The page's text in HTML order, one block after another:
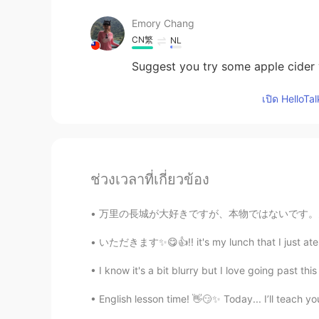
Emory Chang
CN繁 NL
Suggest you try some apple
เปิด
ช่วงเวลาที่เกี่ยวข้อง
万里の長城が大好きですが、本物ではないです。多くの観光スポットは80年代に再建され
いただきます✨😋👍!! it's my lunch that I just
I know it's a bit blurry but I love going past
English lesson time! 👋😏✨ Today... I’ll teach